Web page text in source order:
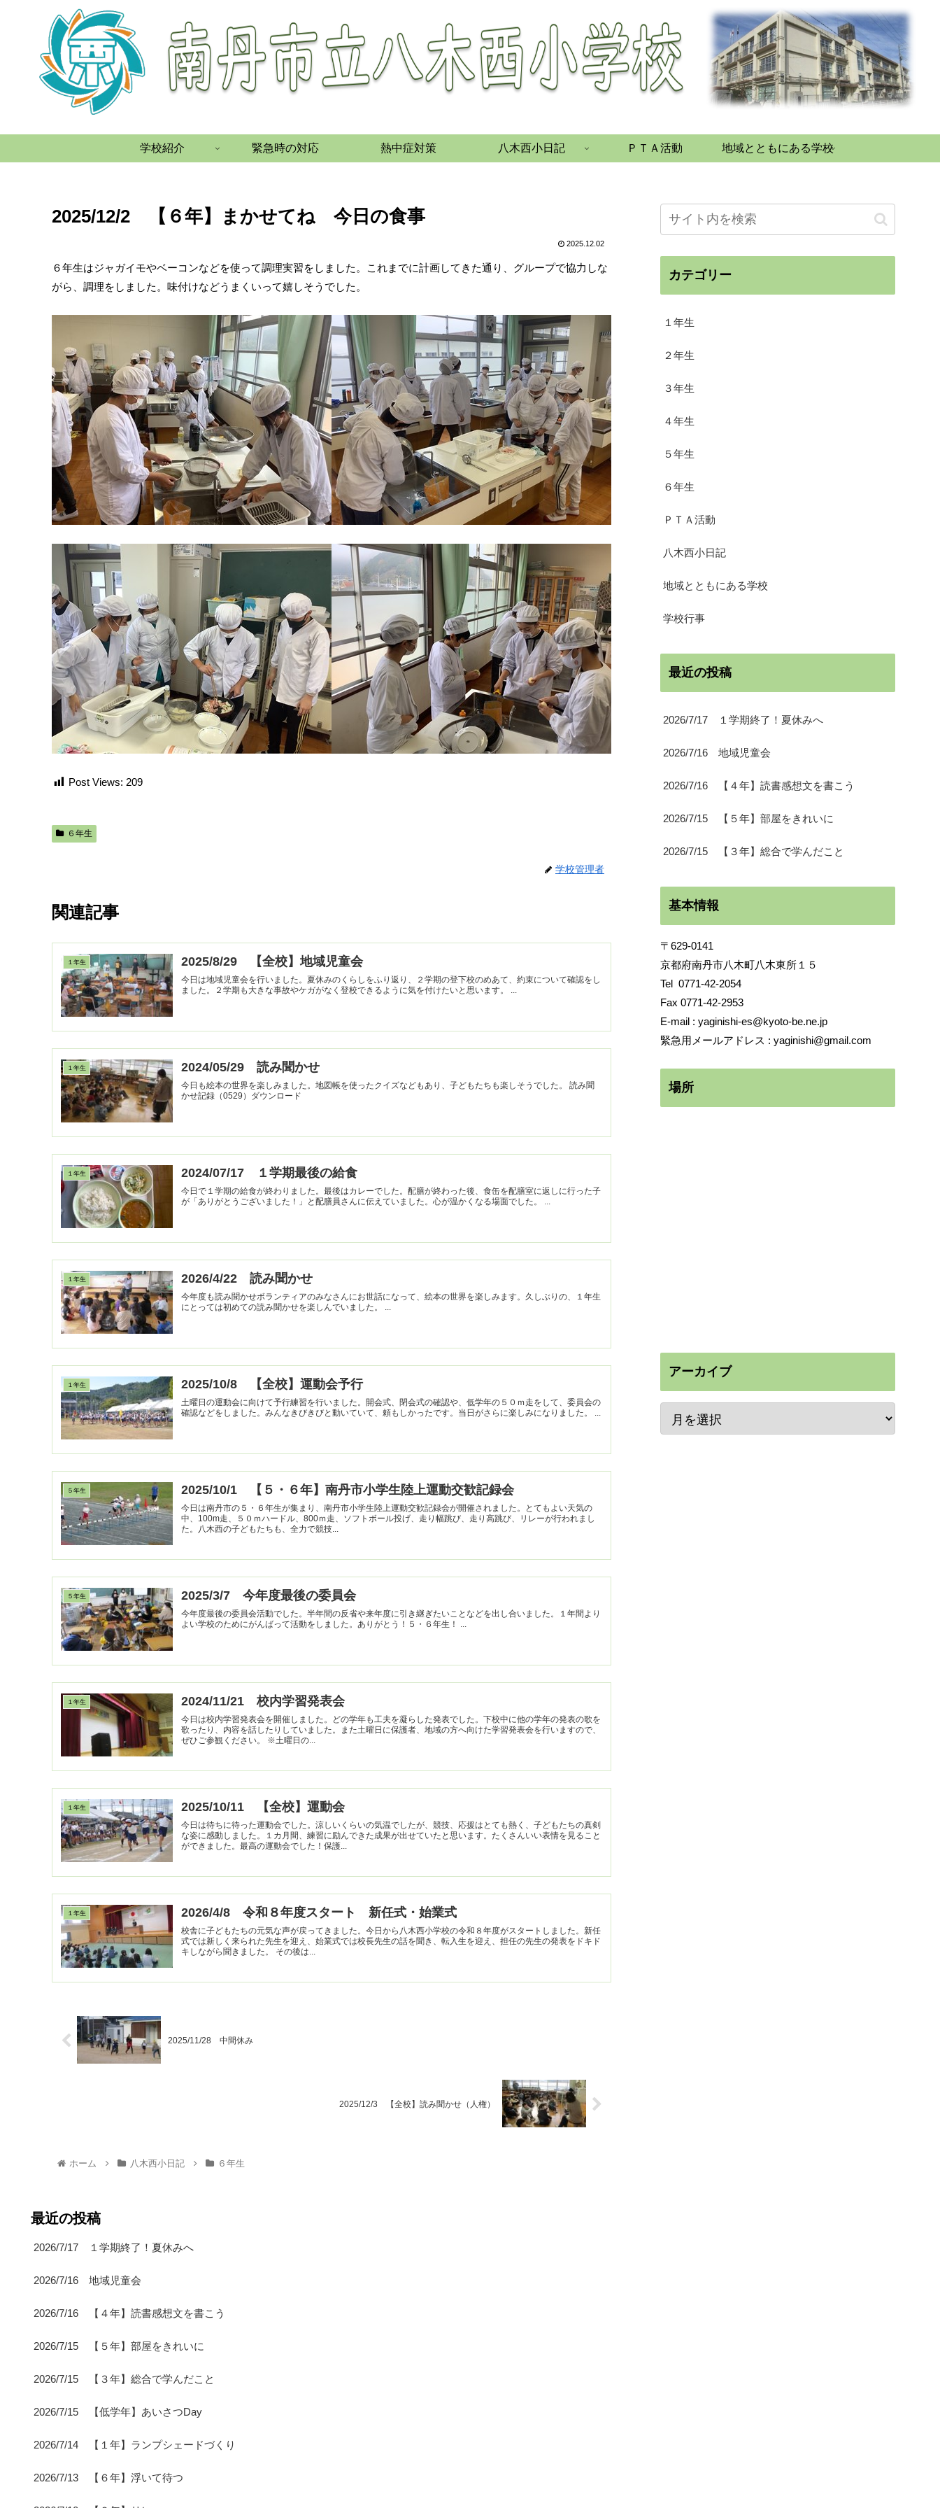
学校紹介 緊急時の対応 熱中症対策 八木西小日記 ＰＴＡ活動 地域とともにある学校
2025/12/2 【６年】まかせてね 今日の食事
2025.12.02
６年生はジャガイモやベーコンなどを使って調理実習をしました。これまでに計画してきた通り、グループで協力しな
がら、調理をしました。味付けなどうまくいって嬉しそうでした。
Post Views: 209
６年生
学校管理者
関連記事
１年生 2025/8/29 【全校】地域児童会
今日は地域児童会を行いました。夏休みのくらしをふり返り、２学期の登下校のめあて、約束について確認をし
１年生 2024/05/29 読み聞かせ
今日も絵本の世界を楽しみました。地図帳を使ったクイズなどもあり、子どもたちも楽しそうでした。 読み聞
かせ記録（0529）ダウンロード
１年生 2024/07/17 １学期最後の給食
今日で１学期の給食が終わりました。最後はカレーでした。配膳が終わった後、食缶を配膳室に返しに行った子
１年生 2026/4/22 読み聞かせ
今年度も読み聞かせボランティアのみなさんにお世話になって、絵本の世界を楽しみます。久しぶりの、１年生
１年生 2025/10/8 【全校】運動会予行
土曜日の運動会に向けて予行練習を行いました。開会式、閉会式の確認や、低学年の５０ｍ走をして、委員会の
５年生 2025/10/1 【５・６年】南丹市小学生陸上運動交歓記録会
今日は南丹市の５・６年生が集まり、南丹市小学生陸上運動交歓記録会が開催されました。とてもよい天気の
中、100m走、５０ｍハードル、800ｍ走、ソフトボール投げ、走り幅跳び、走り高跳び、リレーが行われまし
た。八木西の子どもたちも、全力で競技...
５年生 2025/3/7 今年度最後の委員会
今年度最後の委員会活動でした。半年間の反省や来年度に引き継ぎたいことなどを出し合いました。１年間より
１年生 2024/11/21 校内学習発表会
今日は校内学習発表会を開催しました。どの学年も工夫を凝らした発表でした。下校中に他の学年の発表の歌を
歌ったり、内容を話したりしていました。また土曜日に保護者、地域の方へ向けた学習発表会を行いますので、
ぜひご参観ください。 ※土曜日の...
１年生 2025/10/11 【全校】運動会
今日は待ちに待った運動会でした。涼しいくらいの気温でしたが、競技、応援はとても熱く、子どもたちの真剣
な姿に感動しました。１カ月間、練習に励んできた成果が出せていたと思います。たくさんいい表情を見ること
ができました。最高の運動会でした！保護...
１年生 2026/4/8 令和８年度スタート 新任式・始業式
校舎に子どもたちの元気な声が戻ってきました。今日から八木西小学校の令和８年度がスタートしました。新任
式では新しく来られた先生を迎え、始業式では校長先生の話を聞き、転入生を迎え、担任の先生の発表をドキド
キしながら聞きました。 その後は...
2025/11/28 中間休み
2025/12/3 【全校】読み聞かせ（人権）
ホーム 八木西小日記 ６年生
カテゴリー
１年生
２年生
３年生
４年生
５年生
６年生
ＰＴＡ活動
八木西小日記
地域とともにある学校
学校行事
最近の投稿
2026/7/17 １学期終了！夏休みへ
2026/7/16 地域児童会
2026/7/16 【４年】読書感想文を書こう
2026/7/15 【５年】部屋をきれいに
2026/7/15 【３年】総合で学んだこと
基本情報
〒629-0141
京都府南丹市八木町八木東所１５
Tel 0771-42-2054
Fax 0771-42-2953
E-mail : yaginishi-es@kyoto-be.ne.jp
緊急用メールアドレス : yaginishi@gmail.com
場所
アーカイブ
最近の投稿
2026/7/17 １学期終了！夏休みへ
2026/7/16 地域児童会
2026/7/16 【４年】読書感想文を書こう
2026/7/15 【５年】部屋をきれいに
2026/7/15 【３年】総合で学んだこと
2026/7/15 【低学年】あいさつDay
2026/7/14 【１年】ランプシェードづくり
2026/7/13 【６年】浮いて待つ